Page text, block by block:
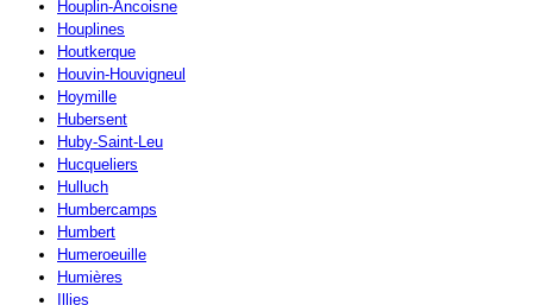
Houplin-Ancoisne
Houplines
Houtkerque
Houvin-Houvigneul
Hoymille
Hubersent
Huby-Saint-Leu
Hucqueliers
Hulluch
Humbercamps
Humbert
Humeroeuille
Humières
Illies